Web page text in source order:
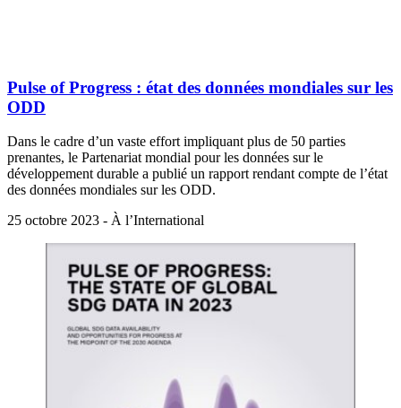
Pulse of Progress : état des données mondiales sur les
ODD
Dans le cadre d’un vaste effort impliquant plus de 50 parties
prenantes, le Partenariat mondial pour les données sur le
développement durable a publié un rapport rendant compte de l’état
des données mondiales sur les ODD.
25 octobre 2023 - À l’International